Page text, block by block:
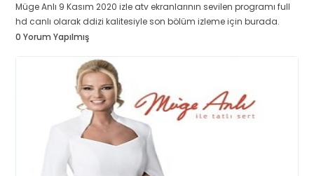
Müge Anlı 9 Kasım 2020 izle atv ekranlarının sevilen programı full
hd canlı olarak ddizi kalitesiyle son bölüm izleme için burada.
0 Yorum Yapılmış